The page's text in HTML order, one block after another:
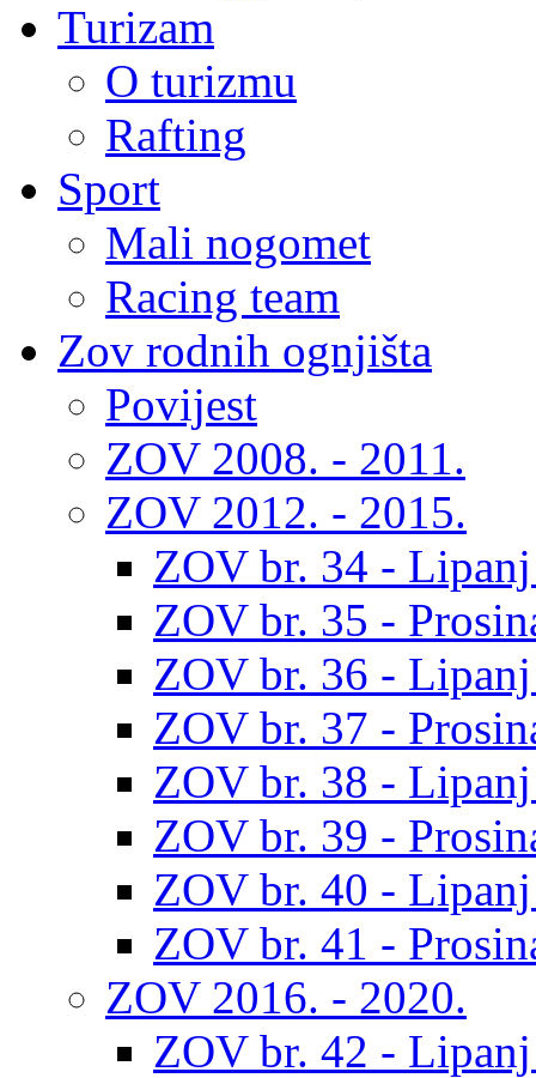
Turizam
O turizmu
Rafting
Sport
Mali nogomet
Racing team
Zov rodnih ognjišta
Povijest
ZOV 2008. - 2011.
ZOV 2012. - 2015.
ZOV br. 34 -
ZOV br. 35 -
ZOV br. 36 -
ZOV br. 37 -
ZOV br. 38 -
ZOV br. 39 -
ZOV br. 40 -
ZOV br. 41 -
ZOV 2016. - 2020.
ZOV br. 42 -